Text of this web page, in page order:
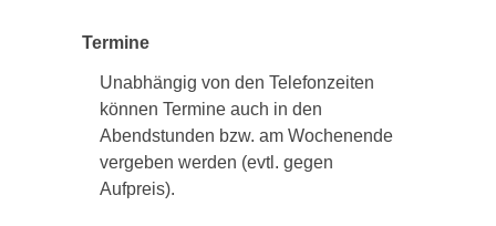
Termine
Unabhängig von den Telefonzeiten
können Termine auch in den
Abendstunden bzw. am Wochenende
vergeben werden (evtl. gegen
Aufpreis).